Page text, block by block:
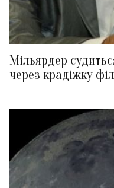
Мільярдер
через крадіжку